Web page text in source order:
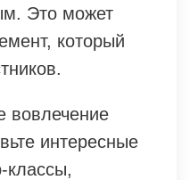
Это может
который
вовлечение
интересные
классы,